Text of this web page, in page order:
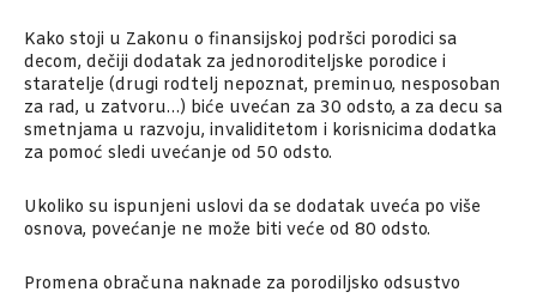
Kako stoji u Zakonu o finansijskoj podršci porodici sa
decom, dečiji dodatak za jednoroditeljske porodice i
staratelje (drugi rodtelj nepoznat, preminuo, nesposoban
za rad, u zatvoru…) biće uvećan za 30 odsto, a za decu sa
smetnjama u razvoju, invaliditetom i korisnicima dodatka
za pomoć sledi uvećanje od 50 odsto.
Ukoliko su ispunjeni uslovi da se dodatak uveća po više
osnova, povećanje ne može biti veće od 80 odsto.
Promena obračuna naknade za porodiljsko odsustvo